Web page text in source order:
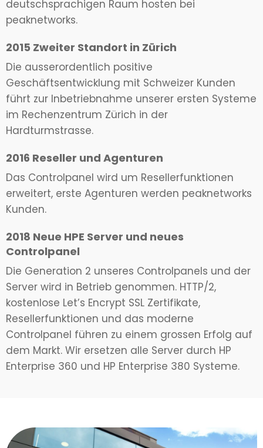
deutschsprachigen Raum hosten bei
peaknetworks.
2015 Zweiter Standort in Zürich
Die ausserordentlich positive
Geschäftsentwicklung mit Schweizer Kunden
führt zur Inbetriebnahme unserer ersten Systeme
im Rechenzentrum Zürich in der
Hardturmstrasse.
2016 Reseller und Agenturen
Das Controlpanel wird um Resellerfunktionen
erweitert, erste Agenturen werden peaknetworks
Kunden.
2018 Neue HPE Server und neues
Controlpanel
Die Generation 2 unseres Controlpanels und der
Server wird in Betrieb genommen. HTTP/2,
kostenlose Let’s Encrypt SSL Zertifikate,
Resellerfunktionen und das moderne
Controlpanel führen zu einem grossen Erfolg auf
dem Markt. Wir ersetzen alle Server durch HP
Enterprise 360 und HP Enterprise 380 Systeme.